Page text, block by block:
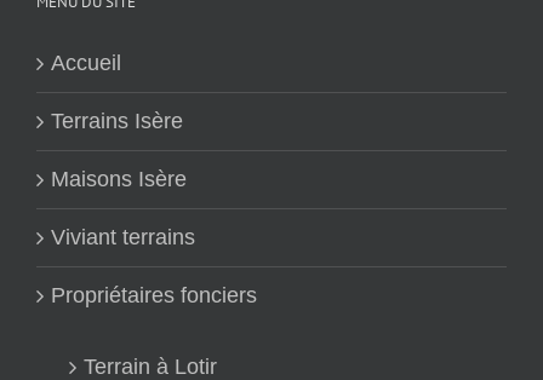
Accueil
Terrains Isère
Maisons Isère
Viviant terrains
Propriétaires fonciers
Terrain à Lotir